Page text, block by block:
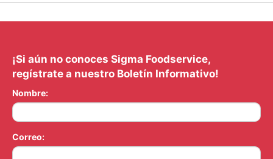
¡Si aún no conoces Sigma Foodservice,
regístrate a nuestro Boletín Informativo!
Nombre:
Correo: